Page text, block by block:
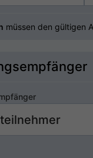
müssen den gültigen